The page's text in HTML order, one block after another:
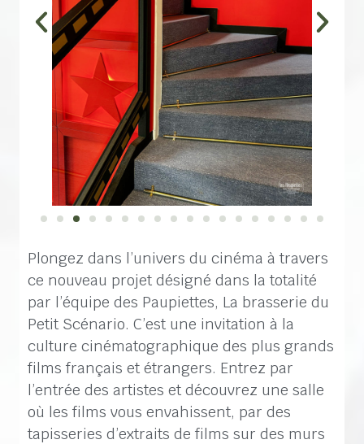
Plongez dans l’univers du cinéma à travers
ce nouveau projet désigné dans la totalité
par l’équipe des Paupiettes, La brasserie du
Petit Scénario. C’est une invitation à la
culture cinématographique des plus grands
films français et étrangers. Entrez par
l’entrée des artistes et découvrez une salle
où les films vous envahissent, par des
tapisseries d’extraits de films sur des murs